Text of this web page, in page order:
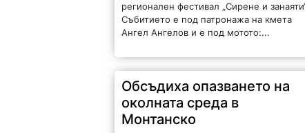
регионален фестивал „Сирене и
Събитието е под патронажа на кмета
Ангел Ангелов и е под мотото:...
Обсъдиха опазването на
околната среда в
Монтанско